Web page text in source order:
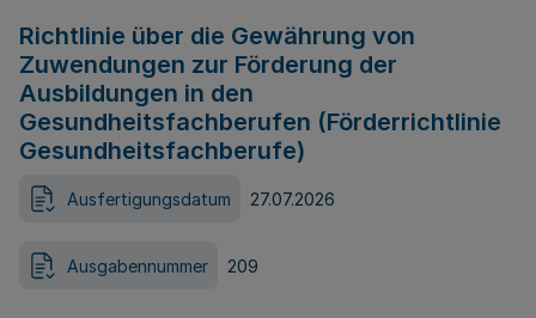
Richtlinie über die Gewährung von
Zuwendungen zur Förderung der
Ausbildungen in den
Gesundheitsfachberufen (Förderrichtlinie
Gesundheitsfachberufe)
Ausfertigungsdatum 27.07.2026
Ausgabennummer 209